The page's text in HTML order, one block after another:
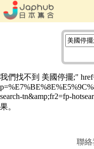
我們找不到 美國停擺;"
search-tn&amp;fr2=fp-
果。
聯絡